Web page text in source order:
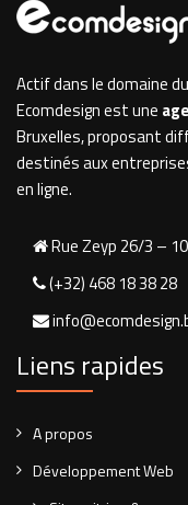
Actif dans le domaine
Ecomdesign est une
Bruxelles, proposant
destinés aux
en ligne.
Rue Zeyp 26/3 –
(+32) 468 18 38 28
Liens rapides
A propos
Développement Web